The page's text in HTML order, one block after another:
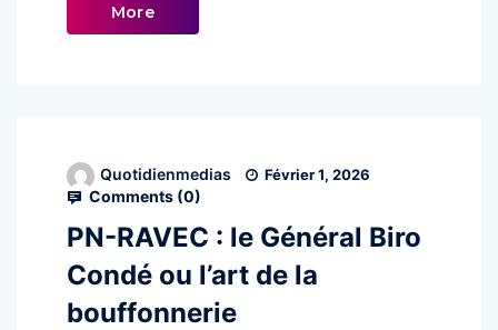
More
Quotidienmedias Février 1, 2026
Comments (0)
PN-RAVEC : le Général Biro
Condé ou l’art de la
bouffonnerie